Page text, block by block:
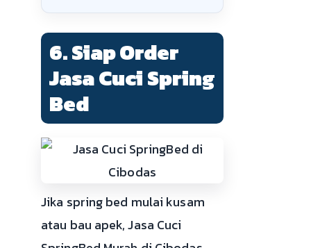
6. Siap Order
Jasa Cuci Spring
Bed
Jika spring bed mulai kusam
atau bau apek, Jasa Cuci